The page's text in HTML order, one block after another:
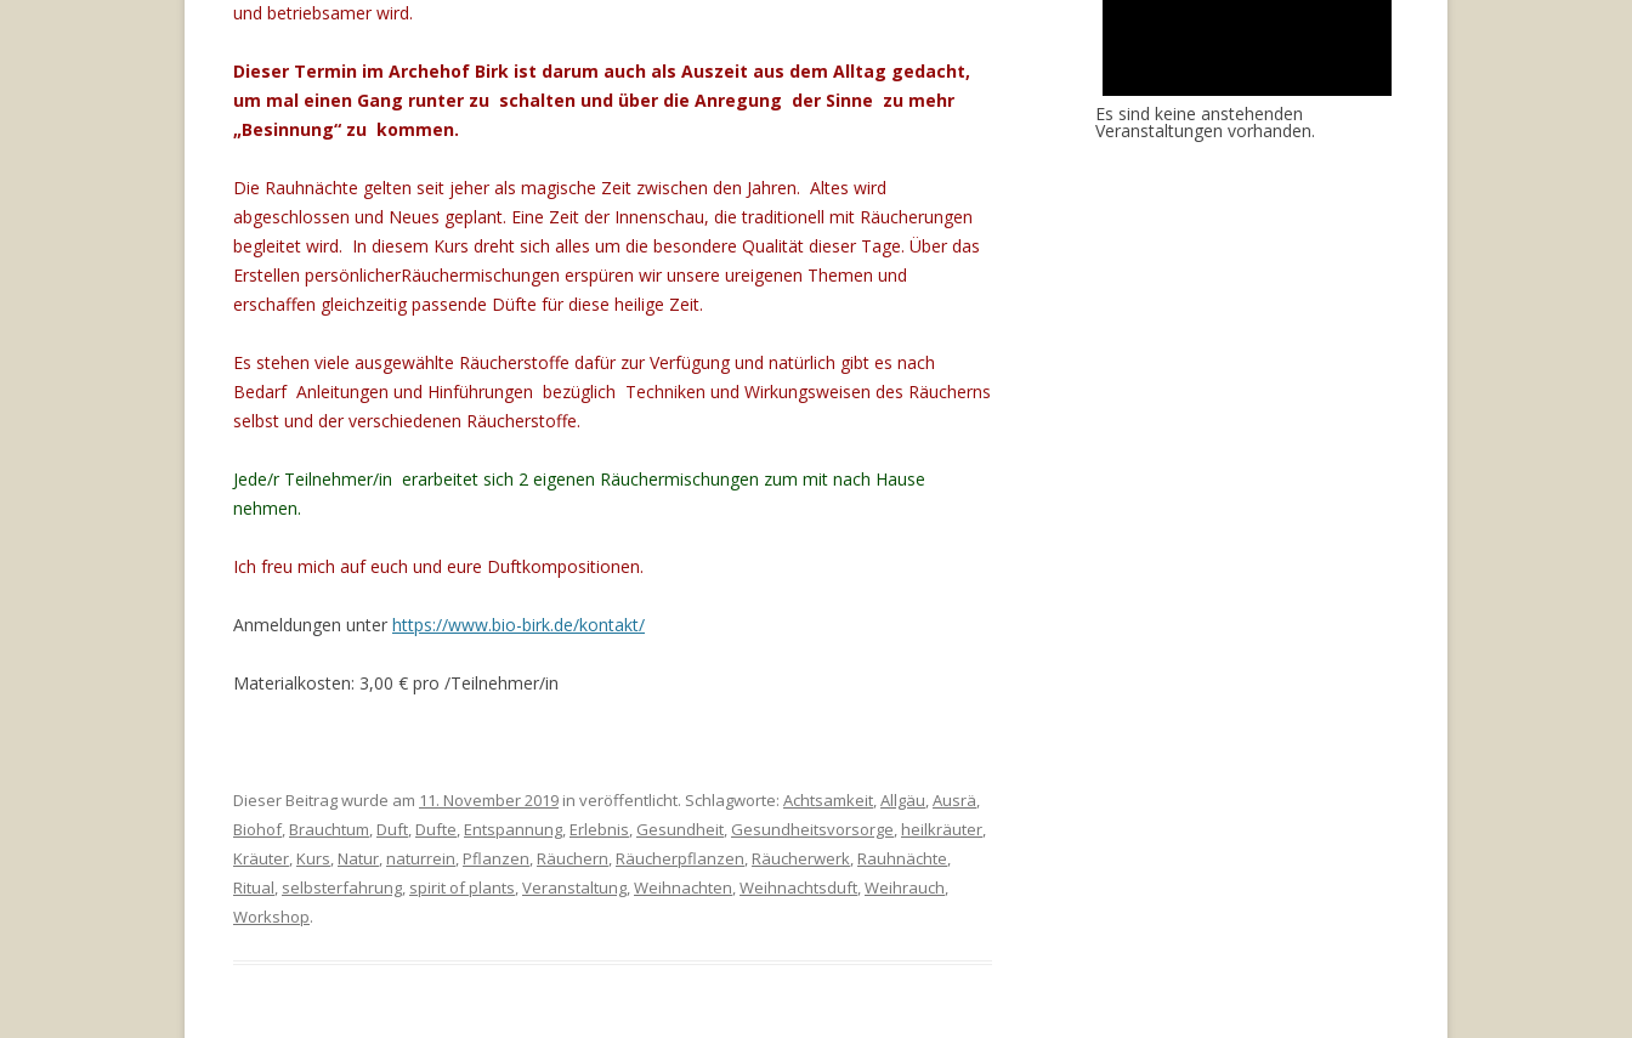
und betriebsamer wird.
Dieser Termin im Archehof Birk ist darum auch als Auszeit aus dem Alltag gedacht,
um mal einen Gang runter zu schalten und über die Anregung der Sinne zu mehr
„Besinnung“ zu kommen.
Die Rauhnächte gelten seit jeher als magische Zeit zwischen den Jahren. Altes wird
abgeschlossen und Neues geplant. Eine Zeit der Innenschau, die traditionell mit Räucherungen
begleitet wird. In diesem Kurs dreht sich alles um die besondere Qualität dieser Tage. Über das
Erstellen persönlicherRäuchermischungen erspüren wir unsere ureigenen Themen und
erschaffen gleichzeitig passende Düfte für diese heilige Zeit.
Es stehen viele ausgewählte Räucherstoffe dafür zur Verfügung und natürlich gibt es nach
Bedarf Anleitungen und Hinführungen bezüglich Techniken und Wirkungsweisen des Räucherns
selbst und der verschiedenen Räucherstoffe.
Jede/r Teilnehmer/in erarbeitet sich 2 eigenen Räuchermischungen zum mit nach Hause
nehmen.
Ich freu mich auf euch und eure Duftkompositionen.
Anmeldungen unter https://www.bio-birk.de/kontakt/
Materialkosten: 3,00 € pro /Teilnehmer/in
Dieser Beitrag wurde am 11. November 2019 in veröffentlicht. Schlagworte: Achtsamkeit,Allgäu,Ausrä,
Biohof, Brauchtum, Duft, Dufte, Entspannung, Erlebnis, Gesundheit, Gesundheitsvorsorge, heilkräuter,
Kräuter, Kurs, Natur, naturrein, Pflanzen, Räuchern, Räucherpflanzen, Räucherwerk, Rauhnächte,
Ritual, selbsterfahrung, spirit of plants,Veranstaltung,Weihnachten,Weihnachtsduft,Weihrauch,
Workshop.
Es sind keine anstehenden
Veranstaltungen vorhanden.